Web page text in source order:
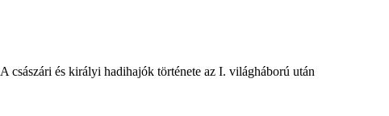
A császári és királyi hadihajók története az I. világháború után